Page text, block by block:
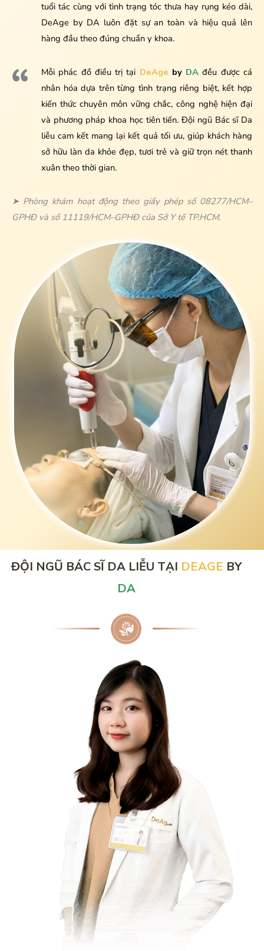
tuổi tác cùng với tình trạng tóc thưa hay rụng kéo dài,
DeAge by DA luôn đặt sự an toàn và hiệu quả lên
hàng đầu theo đúng chuẩn y khoa.
Mỗi phác đồ điều trị tại DeAge by DA đều được cá
nhân hóa dựa trên từng tình trạng riêng biệt, kết hợp
kiến thức chuyên môn vững chắc, công nghệ hiện đại
và phương pháp khoa học tiên tiến. Đội ngũ Bác sĩ Da
liễu cam kết mang lại kết quả tối ưu, giúp khách hàng
sở hữu làn da khỏe đẹp, tươi trẻ và giữ trọn nét thanh
xuân theo thời gian.
➤ Phòng khám hoạt động theo giấy phép số 08277/HCM–
GPHĐ và số 11119/HCM–GPHĐ của Sở Y tế TP.HCM.
ĐỘI NGŨ BÁC SĨ DA LIỄU TẠI DEAGE BY
DA